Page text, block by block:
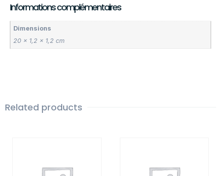
Informations complémentaires
Dimensions
20 × 1,2 × 1,2 cm
Related products